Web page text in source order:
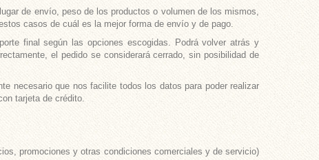
de envío, peso de los productos o volumen de los mismos,
casos de cuál es la mejor forma de envío y de pago.
final según las opciones escogidas. Podrá volver atrás y
el pedido se considerará cerrado, sin posibilidad de
necesario que nos facilite todos los datos para poder realizar
tarjeta de crédito.
promociones y otras condiciones comerciales y de servicio)